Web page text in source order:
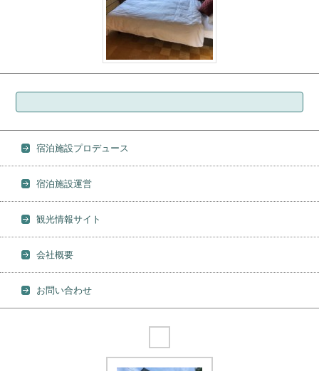
宿泊施設プロデュース
宿泊施設運営
観光情報サイト
会社概要
お問い合わせ